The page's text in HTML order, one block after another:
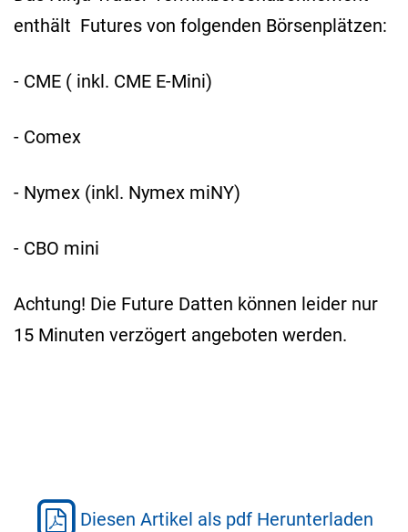
enthält Futures von folgenden Börsenplätzen:
- CME ( inkl. CME E-Mini)
- Comex
- Nymex (inkl. Nymex miNY)
- CBO mini
Achtung! Die Future Datten können leider nur
15 Minuten verzögert angeboten werden.
Diesen Artikel als pdf Herunterladen